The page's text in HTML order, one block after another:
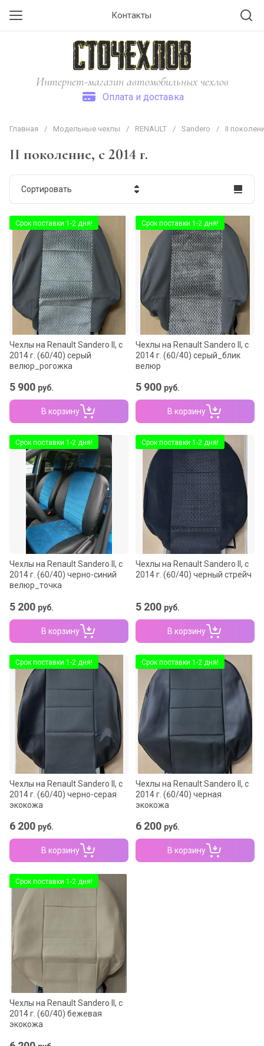
Контакты
Интернет-магазин автомобильных чехлов
Оплата и доставка
Главная / Модельные чехлы / RENAULT / Sandero / II
II поколение, c 2014 г.
Сортировать
Цена - возрастание
Название - Я-А
Название - А-Я
Срок поставки 1-2 дня!
Чехлы на Renault Sandero II, c
2014 г. (60/40) серый
велюр_рогожка
5 900 руб.
В корзину
Срок поставки 1-2 дня!
Чехлы на Renault Sandero II, c
2014 г. (60/40) серый_блик
велюр
5 900 руб.
В корзину
Срок поставки 1-2 дня!
Чехлы на Renault Sandero II, c
2014 г. (60/40) черно-синий
велюр_точка
5 200 руб.
В корзину
Срок поставки 1-2 дня!
Чехлы на Renault Sandero II, c
2014 г. (60/40) черный стрейч
5 200 руб.
В корзину
Срок поставки 1-2 дня!
Чехлы на Renault Sandero II, c
2014 г. (60/40) черно-серая
экокожа
6 200 руб.
В корзину
Срок поставки 1-2 дня!
Чехлы на Renault Sandero II, c
2014 г. (60/40) черная
экокожа
6 200 руб.
В корзину
Срок поставки 1-2 дня!
Чехлы на Renault Sandero II, c
2014 г. (60/40) бежевая
экокожа